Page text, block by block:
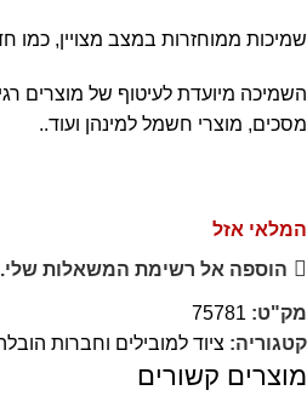
שמיכות ממוחזרות במצב מצויין, כמו
השמיכה מיועדת לעיטוף של מוצרים
מסכים, מוצרי חשמל למינהן ועוד..
המלאי אזל
הוספה אל רשימת המשאלות שלי.
מק"ט: 75781
קטגוריה: ציוד למובילים וחברות
מוצרים קשורים